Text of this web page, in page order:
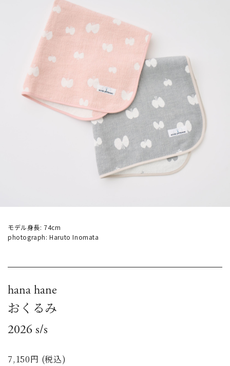
モデル身長: 74cm
photograph: Haruto Inomata
hana hane
おくるみ
2026 s/s
7,150円 (税込)